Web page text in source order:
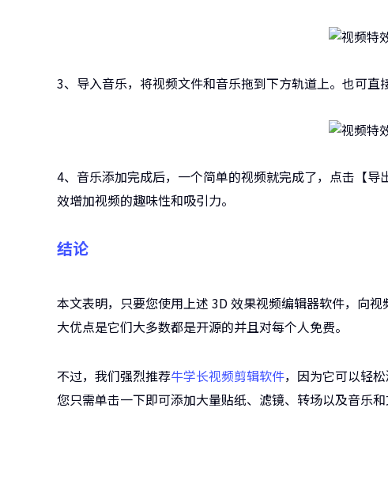
3、导入音乐，将视频文件和音乐拖到下方轨道上。也可直
4、音乐添加完成后，一个简单的视频就完成了，点击【
效增加视频的趣味性和吸引力。
结论
本文表明，只要您使用上述 3D 效果视频编辑器软件，向
大优点是它们大多数都是开源的并且对每个人免费。
不过，我们强烈推荐牛学长视频剪辑软件，因为它可以轻
您只需单击一下即可添加大量贴纸、滤镜、转场以及音乐和